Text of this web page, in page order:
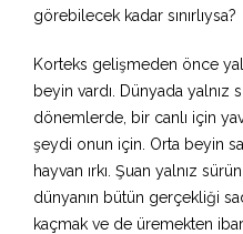
görebilecek kadar sınırlıysa?
Korteks gelişmeden önce
beyin vardı. Dünyada yalnız
dönemlerde, bir canlı için
şeydi onun için. Orta beyin
hayvan ırkı. Şuan yalnız
dünyanın bütün gerçekliği
kaçmak ve de üremekten